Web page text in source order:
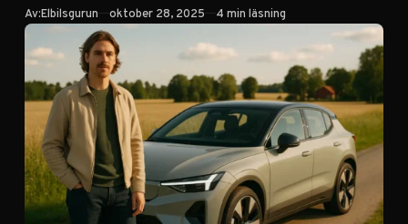
EX90 och nya
EX60. Från säkra
SUV:er som XC60
till hybrider och
sedanmodeller.
Läs om räckvidd,
priser och
hållbarhet för din
nästa Volvo.
Av:Elbilsgurun Publicerad
oktober 28, 2025 4 min läsning